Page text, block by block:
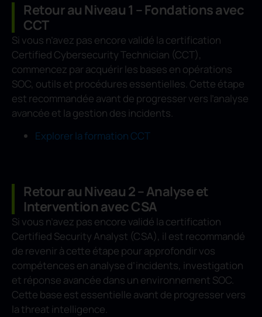
Retour au Niveau 1 – Fondations avec
CCT
Si vous n’avez pas encore validé la certification
Certified Cybersecurity Technician (CCT),
commencez par acquérir les bases en opérations
SOC, outils et procédures essentielles. Cette étape
est recommandée avant de progresser vers l’analyse
avancée et la gestion des incidents.
Explorer la formation CCT
Retour au Niveau 2 – Analyse et
Intervention avec CSA
Si vous n’avez pas encore validé la certification
Certified Security Analyst (CSA), il est recommandé
de revenir à cette étape pour approfondir vos
compétences en analyse d’incidents, investigation
et réponse avancée dans un environnement SOC.
Cette base est essentielle avant de progresser vers
la threat intelligence.